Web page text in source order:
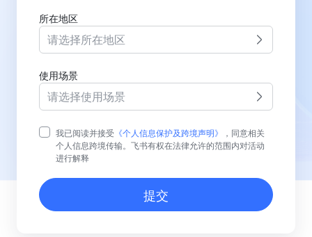
所在地区
请选择所在地区
使用场景
请选择使用场景
我已阅读并接受 《个人信息保护及跨境声明》
，同意相关
个人信息跨境传输。飞书有权在法律允许的范围内对活动
进行解释
提交